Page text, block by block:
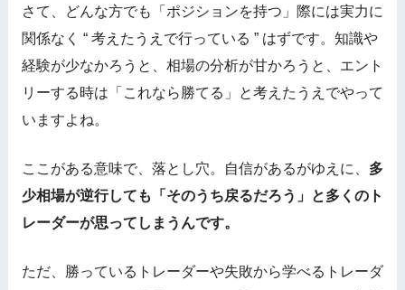
さて、どんな方でも「ポジションを持つ」際には実力に
関係なく “ 考えたうえで行っている ” はずです。知識や
経験が少なかろうと、相場の分析が甘かろうと、エント
リーする時は「これなら勝てる」と考えたうえでやって
いますよね。
ここがある意味で、落とし穴。自信があるがゆえに、 多
少相場が逆行しても「そのうち戻るだろう」と多くのト
レーダーが思ってしまうんです。
ただ、勝っているトレーダーや失敗から学べるトレーダ